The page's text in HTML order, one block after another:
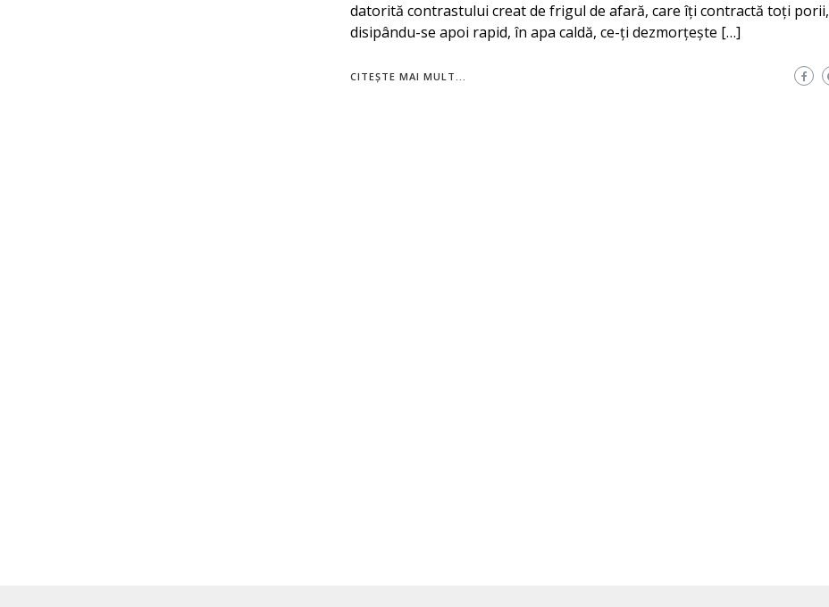
datorită contrastului creat de frigul de afară, care îți contractă toți porii,
disipându-se apoi rapid, în apa caldă, ce-ți dezmorțește […]
CITEȘTE MAI MULT...